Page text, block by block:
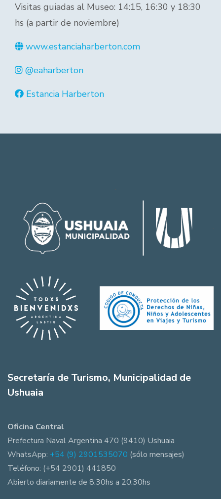
Visitas guiadas al Museo: 14:15, 16:30 y 18:30
hs (a partir de noviembre)
www.estanciaharberton.com
@eaharberton
Estancia Harberton
Secretaría de Turismo, Municipalidad de
Ushuaia
Oficina Central
Prefectura Naval Argentina 470 (9410) Ushuaia
WhatsApp: +54 (9) 2901535070 (sólo mensajes)
Teléfono: (+54 2901) 441850
Abierto diariamente de 8:30hs a 20:30hs